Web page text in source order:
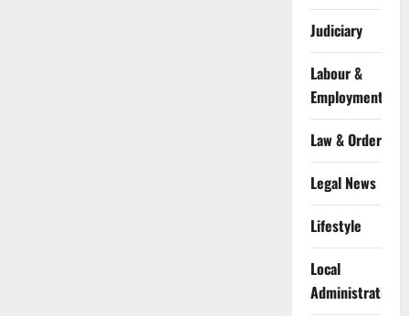
Judiciary
Labour &
Employment
Law & Order
Legal News
Lifestyle
Local
Administration